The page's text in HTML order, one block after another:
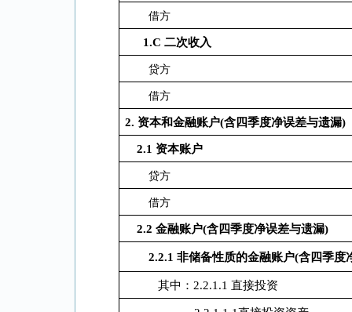
借方
1.C 二次收入
贷方
借方
2. 资本和金融账户(含四季度净误差与遗漏)
2.1 资本账户
贷方
借方
2.2 金融账户(含四季度净误差与遗漏)
2.2.1 非储备性质的金融账户(含四季度
其中：2.2.1.1 直接投资